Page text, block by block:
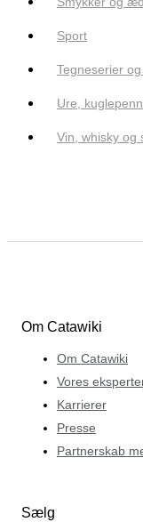
Sport
Tegneserier
Ure,
Vin, whisky og
Om Catawiki
Om Catawiki
Vores
Karrierer
Presse
Partnerskab
Sælg